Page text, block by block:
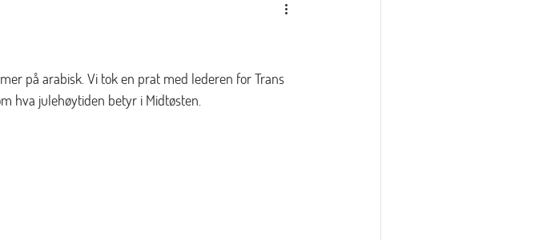
på arabisk. Vi tok en prat med lederen for Trans
hva julehøytiden betyr i Midtøsten.